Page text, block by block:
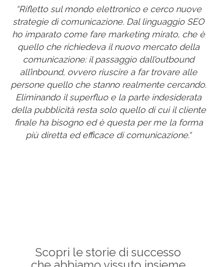
“Rifletto sul mondo elettronico e cerco nuove
strategie di comunicazione. Dal linguaggio SEO
ho imparato come fare marketing mirato, che è
quello che richiedeva il nuovo mercato della
comunicazione: il passaggio dall’outbound
all’inbound, ovvero riuscire a far trovare alle
persone quello che stanno realmente cercando.
Eliminando il superfluo e la parte indesiderata
della pubblicità resta solo quello di cui il cliente
finale ha bisogno ed è questa per me la forma
più diretta ed efficace di comunicazione.“
Scopri le storie di successo